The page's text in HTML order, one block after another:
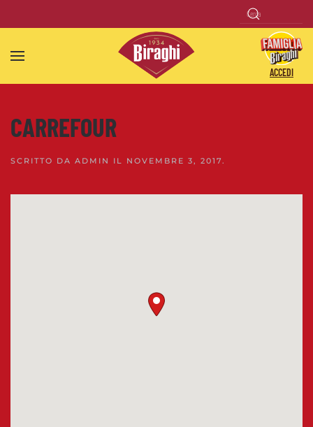
Skip to main content
ACCEDI
CARREFOUR
SCRITTO DA ADMIN IL NOVEMBRE 3, 2017.